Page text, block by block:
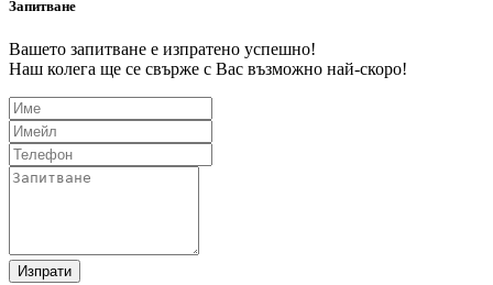
Запитване
Вашето запитване е изпратено успешно!
Наш колега ще се свърже с Вас възможно най-скоро!
Изпрати